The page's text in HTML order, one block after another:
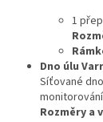
1
Dno úlu
Síťované
Rozměry a